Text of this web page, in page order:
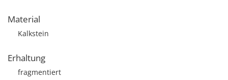
Material
Kalkstein
Erhaltung
fragmentiert